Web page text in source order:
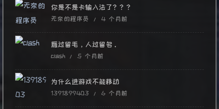
你是不是卡输入法了？？？
无奈的程序员 / 4 个月前
雁过留毛，人过留名。
clash / 5 个月前
为什么进游戏不能移动
1391899403 / 6 个月前